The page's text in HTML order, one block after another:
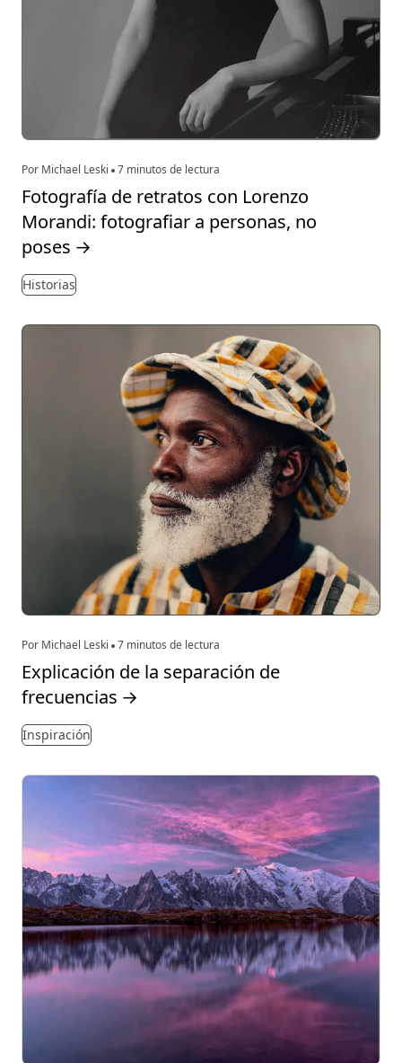
Por Michael Leski 7 minutos de lectura
Fotografía de retratos con Lorenzo
Morandi: fotografiar a personas, no
poses →
Historias
Por Michael Leski 7 minutos de lectura
Explicación de la separación de
frecuencias →
Inspiración